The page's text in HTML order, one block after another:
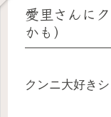
愛里さんに
かも）
クンニ大好きシ